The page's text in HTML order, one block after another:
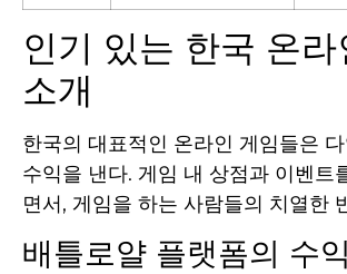
인기 있는 한국 온라
소개
한국의 대표적인 온라인 게임들은
수익을 낸다. 게임 내 상점과 이벤트
면서, 게임을 하는 사람들의 치열한
배틀로얄 플랫폼의 수